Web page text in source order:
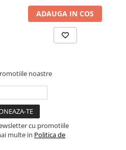
ADAUGA IN COS
noastre
cu promotiile
multe in Politica de